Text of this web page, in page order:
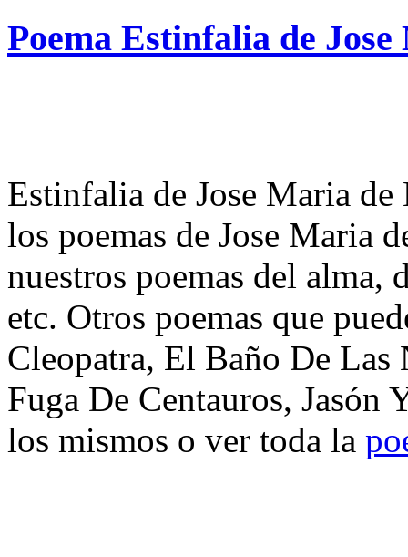
Poema Estinfalia de
Estinfalia de Jose Maria
los poemas de Jose Maria
nuestros poemas del alma,
etc. Otros poemas que
Cleopatra, El Baño De
Fuga De Centauros, Jasón
los mismos o ver toda la